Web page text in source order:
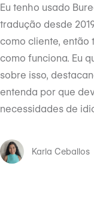
Eu tenho usado
tradução desde
como cliente, então
como funciona. Eu
sobre isso,
entenda por que
necessidades de
Karla Ceballos